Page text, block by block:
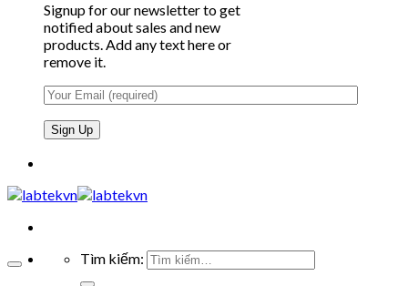
Signup for our newsletter to get
notified about sales and new
products. Add any text here or
remove it.
Tìm kiếm: